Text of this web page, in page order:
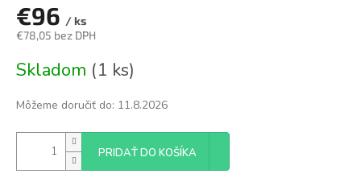
€96 / ks
€78,05 bez DPH
cena:
Skladom (1 ks)
Môžeme doručiť do: 11.8.2026
PRIDAŤ DO KOŠÍKA